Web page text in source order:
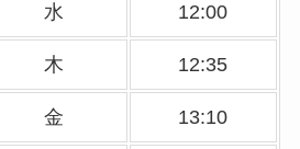
水 12:00
木 12:35
金 13:10